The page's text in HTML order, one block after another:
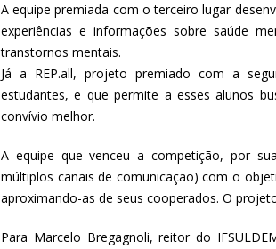
A equipe premiada com o terceiro lugar
experiências e informações sobre saúde
transtornos mentais.
Já a REP.all, projeto premiado com a
estudantes, e que permite a esses alunos
convívio melhor.
A equipe que venceu a competição, por
múltiplos canais de comunicação) com o
aproximando-as de seus cooperados. O
Para Marcelo Bregagnoli, reitor do